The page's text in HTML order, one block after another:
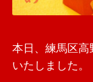
本日、練馬区高
いたしました。